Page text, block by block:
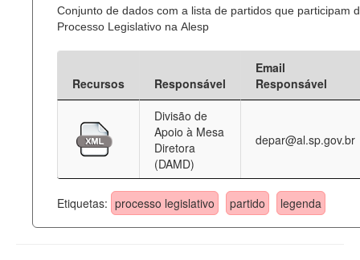
Conjunto de dados com a lista de partidos que participam
Processo Legislativo na Alesp
Recursos Responsável
Email
Responsável
Divisão de
Apoio à Mesa
Diretora
(DAMD)
depar@al.sp.gov.br
Etiquetas: processo legislativo partido legenda